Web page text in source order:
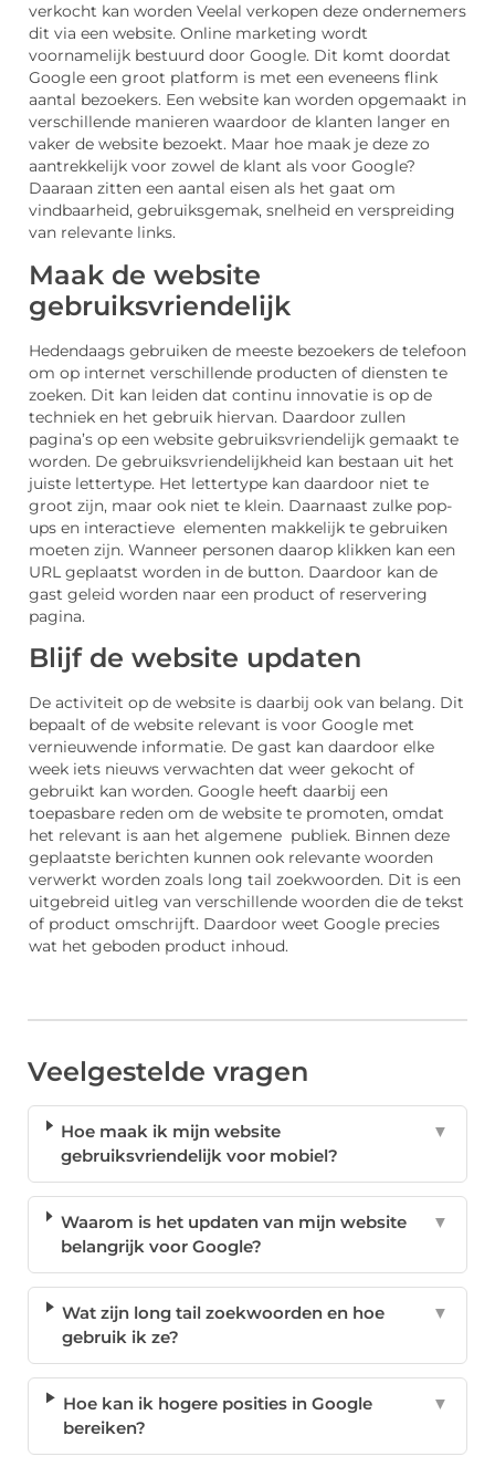
verkocht kan worden Veelal verkopen deze ondernemers
dit via een website. Online marketing wordt
voornamelijk bestuurd door Google. Dit komt doordat
Google een groot platform is met een eveneens flink
aantal bezoekers. Een website kan worden opgemaakt in
verschillende manieren waardoor de klanten langer en
vaker de website bezoekt. Maar hoe maak je deze zo
aantrekkelijk voor zowel de klant als voor Google?
Daaraan zitten een aantal eisen als het gaat om
vindbaarheid, gebruiksgemak, snelheid en verspreiding
van relevante links.
Maak de website
gebruiksvriendelijk
Hedendaags gebruiken de meeste bezoekers de telefoon
om op internet verschillende producten of diensten te
zoeken. Dit kan leiden dat continu innovatie is op de
techniek en het gebruik hiervan. Daardoor zullen
pagina’s op een website gebruiksvriendelijk gemaakt te
worden. De gebruiksvriendelijkheid kan bestaan uit het
juiste lettertype. Het lettertype kan daardoor niet te
groot zijn, maar ook niet te klein. Daarnaast zulke pop-
ups en interactieve elementen makkelijk te gebruiken
moeten zijn. Wanneer personen daarop klikken kan een
URL geplaatst worden in de button. Daardoor kan de
gast geleid worden naar een product of reservering
pagina.
Blijf de website updaten
De activiteit op de website is daarbij ook van belang. Dit
bepaalt of de website relevant is voor Google met
vernieuwende informatie. De gast kan daardoor elke
week iets nieuws verwachten dat weer gekocht of
gebruikt kan worden. Google heeft daarbij een
toepasbare reden om de website te promoten, omdat
het relevant is aan het algemene publiek. Binnen deze
geplaatste berichten kunnen ook relevante woorden
verwerkt worden zoals long tail zoekwoorden. Dit is een
uitgebreid uitleg van verschillende woorden die de tekst
of product omschrijft. Daardoor weet Google precies
wat het geboden product inhoud.
Veelgestelde vragen
Hoe maak ik mijn website
gebruiksvriendelijk voor mobiel?
▼
Waarom is het updaten van mijn website
belangrijk voor Google?
▼
Wat zijn long tail zoekwoorden en hoe
gebruik ik ze?
▼
Hoe kan ik hogere posities in Google
bereiken?
▼